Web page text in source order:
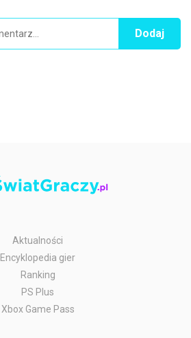
Dodaj
Aktualności
Encyklopedia gier
Ranking
PS Plus
Xbox Game Pass